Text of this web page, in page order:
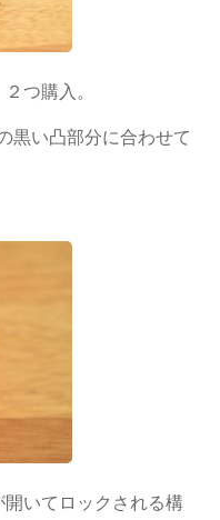
つ購入。
黒い凸部分に合わせて
いてロックされる構